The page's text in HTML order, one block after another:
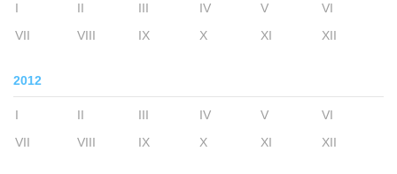
I II III IV V
VI
VII
VIII IX X XI XII
2012
I II III IV V
VI
VII
VIII IX X XI XII